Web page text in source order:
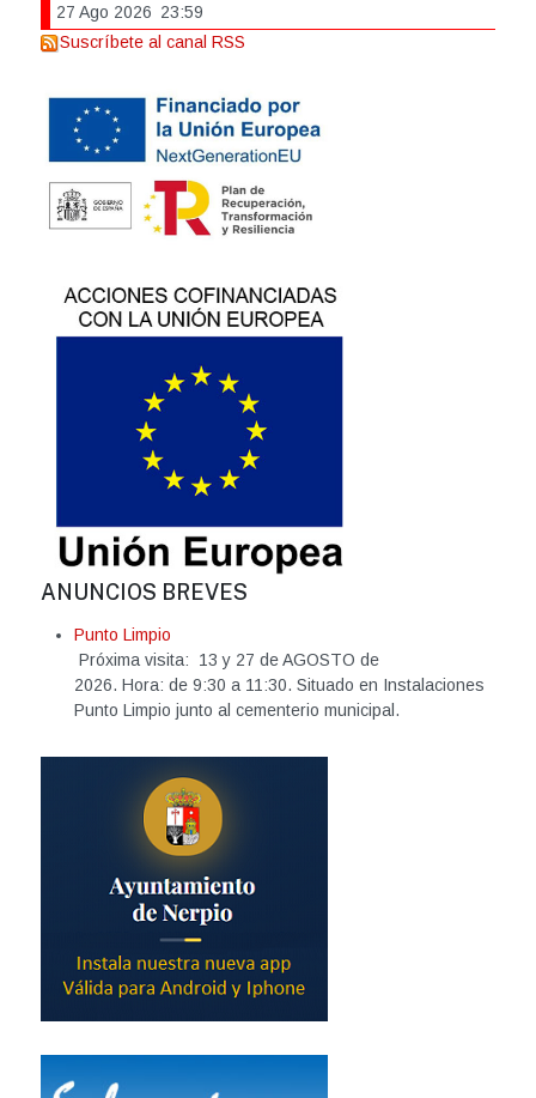
27 Ago 2026 23:59
Suscríbete al canal RSS
ANUNCIOS BREVES
Punto Limpio
Próxima visita: 13 y 27 de AGOSTO de
2026. Hora: de 9:30 a 11:30. Situado en Instalaciones
Punto Limpio junto al cementerio municipal.